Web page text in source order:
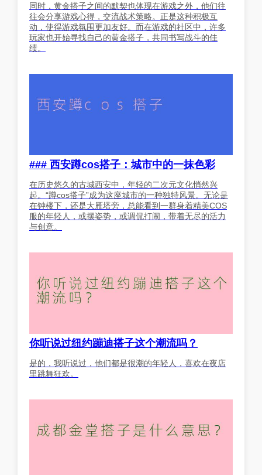
同时，黄金搭子之间的默契也体现在游戏之外，他们往
往会分享游戏心得，交流战术策略。正是这种积极互
动，使得游戏氛围更加友好。而在游戏的社区中，许多
玩家也开始寻找自己的黄金搭子，共同书写战斗的佳
绩。
### 西安蹲cos搭子：城市中的一抹色彩
在历史悠久的古城西安中，年轻的二次元文化悄然兴
起。“蹲cos搭子”成为这座城市的一种独特风景。无论是
在钟楼下，还是大雁塔旁，总能看到一群身着精美COS
服的年轻人，或摆姿势，或调侃打闹，带着无尽的活力
与创意。
你听说过纽约蹦迪搭子这个潮流吗？
是的，我听说过，他们都是很潮的年轻人，喜欢在夜店
里跳舞狂欢。